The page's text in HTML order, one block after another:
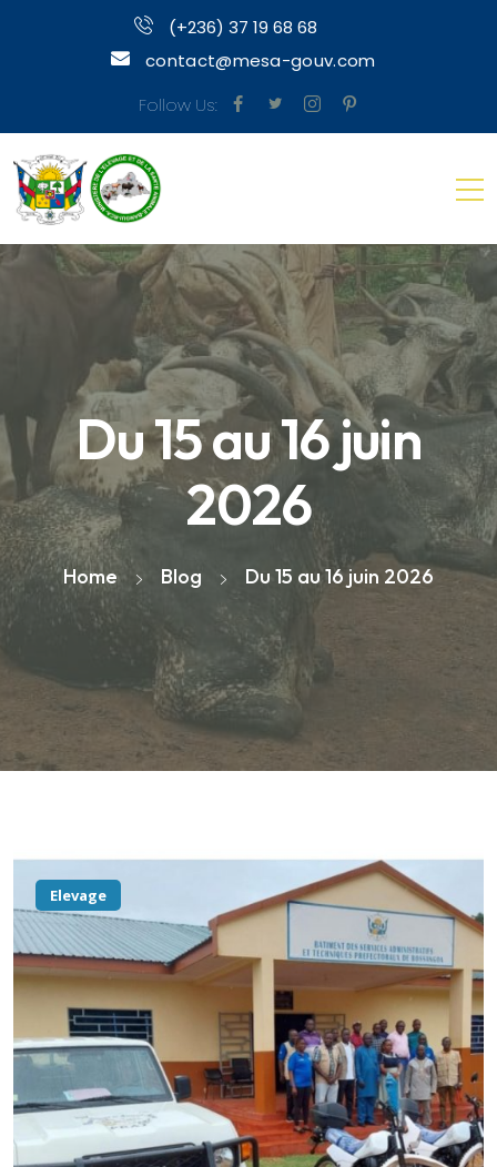
(+236) 37 19 68 68
contact@mesa-gouv.com
Follow Us:
Du 15 au 16 juin
2026
Home Blog Du 15 au 16 juin 2026
Elevage